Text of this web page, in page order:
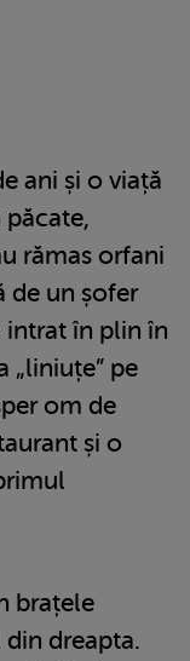
ani și o viață
păcate,
rămas orfani
de un șofer
intrat în plin în
„liniuțe” pe
om de
și o
brațele
dreapta.